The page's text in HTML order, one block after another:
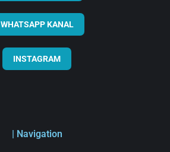
WHATSAPP KANAL
INSTAGRAM
| Navigation